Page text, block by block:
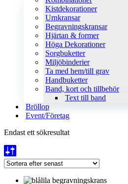
Kistdekorationer
Urnkransar
Begravningskransar
Hjärtan & former
Höga Dekorationer
Sorgbuketter
Miljöbinderier
Ta med hem/till grav
Handbuketter
Band, kort och tillbehör
Text till band
Bröllop
Event/Företag
Endast ett sökresultat